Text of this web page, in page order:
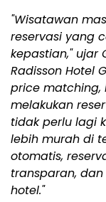
"Wisatawan
reservasi yang
kepastian," ujar
Radisson Hotel
price matching,
melakukan
tidak perlu lagi
lebih murah di
otomatis,
transparan,
hotel."